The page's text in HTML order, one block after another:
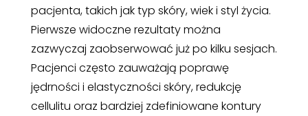
pacjenta, takich jak typ skóry, wiek i styl życia.
Pierwsze widoczne rezultaty można
zazwyczaj zaobserwować już po kilku sesjach.
Pacjenci często zauważają poprawę
jędrności i elastyczności skóry, redukcję
cellulitu oraz bardziej zdefiniowane kontury